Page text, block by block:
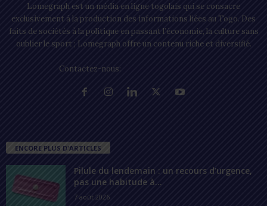
Lomegraph est un média en ligne togolais qui se consacre
exclusivement à la production des informations liées au Togo. Des
faits de sociétés à la politique en passant l’économie, la culture sans
oublier le sport ; Lomegraph offre un contenu riche et diversifié.
Contactez-nous:
ENCORE PLUS D'ARTICLES
Pilule du lendemain : un recours d’urgence,
pas une habitude à...
7 août 2026